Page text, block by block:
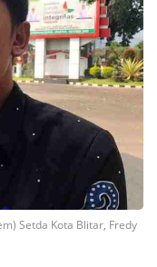
Setda Kota Blitar, Fredy